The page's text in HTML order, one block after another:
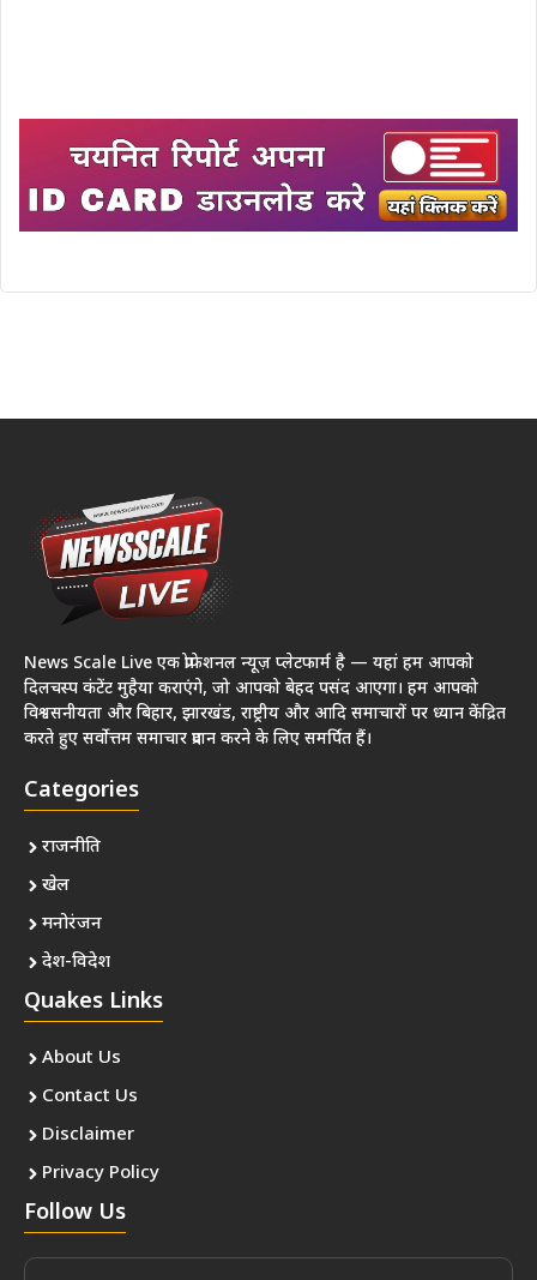
News Scale Live एक प्रोफेशनल न्यूज़ प्लेटफार्म है — यहां हम आपको
दिलचस्प कंटेंट मुहैया कराएंगे, जो आपको बेहद पसंद आएगा। हम आपको
विश्वसनीयता और बिहार, झारखंड, राष्ट्रीय और आदि समाचारों पर ध्यान केंद्रित
करते हुए सर्वोत्तम समाचार प्रदान करने के लिए समर्पित हैं।
Categories
राजनीति
खेल
मनोरंजन
देश-विदेश
Quakes Links
About Us
Contact Us
Disclaimer
Privacy Policy
Follow Us